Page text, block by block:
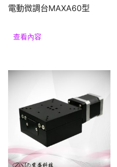
電動微調台MAXA60型
查看內容